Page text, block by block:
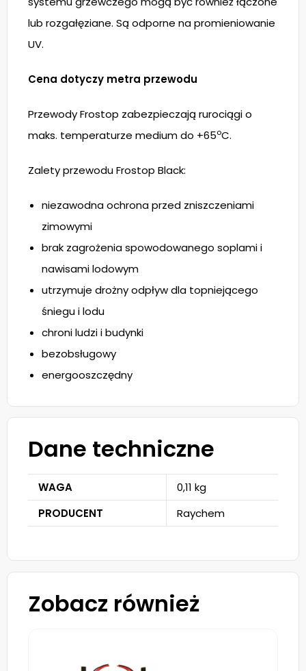
lub rozgałęziane. Są odporne na promieniowanie
UV.
Cena dotyczy metra przewodu
Przewody Frostop zabezpieczają rurociągi o
maks. temperaturze medium do +65oC.
Zalety przewodu Frostop Black:
niezawodna ochrona przed zniszczeniami
zimowymi
brak zagrożenia spowodowanego soplami i
nawisami lodowym
utrzymuje drożny odpływ dla topniejącego
śniegu i lodu
chroni ludzi i budynki
bezobsługowy
energooszczędny
Dane techniczne
WAGA
0,11 kg
PRODUCENT
Raychem
Zobacz również